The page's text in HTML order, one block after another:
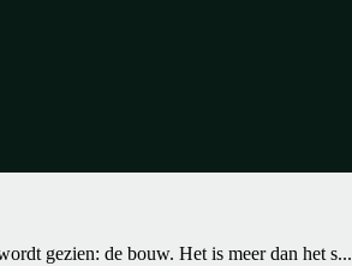
gezien: de bouw. Het is meer dan het s...